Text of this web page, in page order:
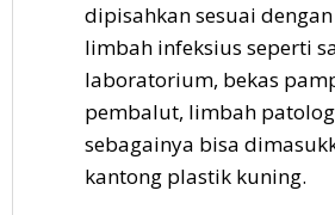
dipisahkan sesuai
limbah infeksius seperti
laboratorium, bekas
pembalut, limbah
sebagainya bisa
kantong plastik kuning.